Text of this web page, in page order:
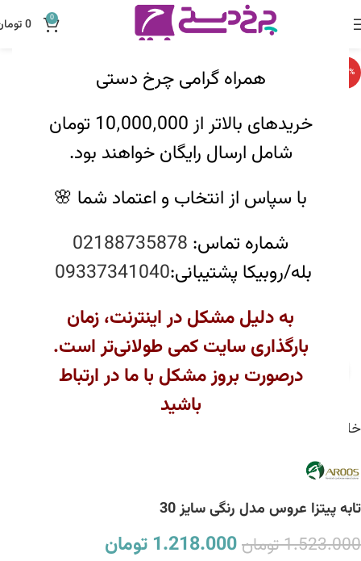
همراه گرامی چرخ دستی
خریدهای بالاتر از 10٬000٬000 تومان
شامل ارسال رایگان خواهند بود.
با سپاس از انتخاب و اعتماد شما 🌸
شماره تماس: 02188735878
بله/روبیکا پشتیبانی:09337341040
به دلیل مشکل در اینترنت، زمان
بارگذاری سایت کمی طولانی‌تر است.
درصورت بروز مشکل با ما در ارتباط
باشید
0
0
-20%
بزرگنمایی تصویر
خانه
تابه پیتزا عروس مدل رنگی سایز 30
1.523.000تومان1.218.000 تومان